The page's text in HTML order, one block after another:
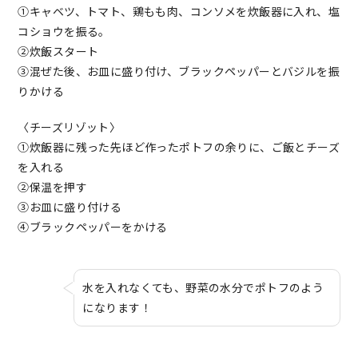
①キャベツ、トマト、鶏もも肉、コンソメを炊飯器に入れ、塩
コショウを振る。
②炊飯スタート
③混ぜた後、お皿に盛り付け、ブラックペッパーとバジルを振
りかける
〈チーズリゾット〉
①炊飯器に残った先ほど作ったポトフの余りに、ご飯とチーズ
を入れる
②保温を押す
③お皿に盛り付ける
④ブラックペッパーをかける
水を入れなくても、野菜の水分でポトフのよう
になります！